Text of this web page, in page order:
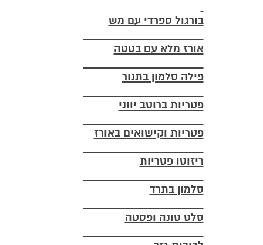
בורגול ספרדי עם מש
אורז מלא עם בטטה
פילה סלמון בתנור
פטריות ברוטב יווני
פטריות וקישואים באורז
ריזוטו פטריות
סלמון בתרד
סלט טונה ופסטה